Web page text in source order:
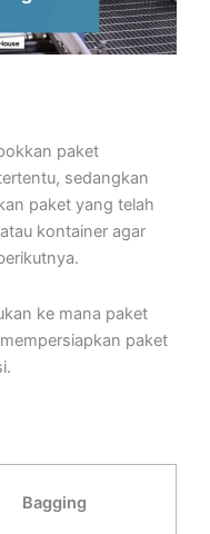
paket
sedangkan
paket yang telah
kontainer agar
ke mana paket
paket
Bagging